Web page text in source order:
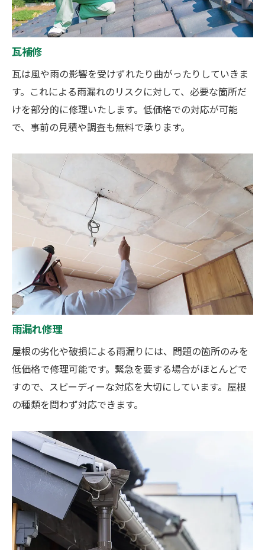
瓦補修
瓦は風や雨の影響を受けずれたり曲がったりしていきま
す。これによる雨漏れのリスクに対して、必要な箇所だ
けを部分的に修理いたします。低価格での対応が可能
で、事前の見積や調査も無料で承ります。
雨漏れ修理
屋根の劣化や破損による雨漏りには、問題の箇所のみを
低価格で修理可能です。緊急を要する場合がほとんどで
すので、スピーディーな対応を大切にしています。屋根
の種類を問わず対応できます。